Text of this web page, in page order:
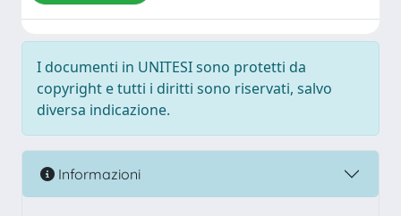
I documenti in UNITESI sono protetti da
copyright e tutti i diritti sono riservati, salvo
diversa indicazione.
Informazioni